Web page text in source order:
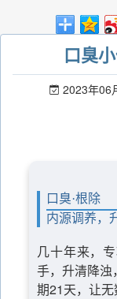
口臭
2023年06
口臭·根除
内源调养，
几十年来，
手，升清降浊
期21天，让无